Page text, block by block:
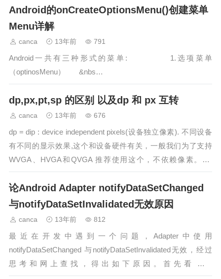
项目要显示怎么办？为每个项目创建一个
Android的onCreateOptionsMenu()创建菜单
Menu详解
canca 13年前 791
Android一共有三种形式的菜单: 1.选项菜单
（optinosMenu） &nbs…
dp,px,pt,sp 的区别 以及dp 和 px 互转
canca 13年前 676
dp = dip : device independent pixels(设备独立像素). 不同设备
有不同的显示效果,这个和设备硬件有关，一般我们为了支持
WVGA、HVGA和QVGA 推荐使用这个，不依赖像素。px:
pixels(像素). 不同设备显示效果相同，一般我们HVGA代表
320x480像…
论Android Adapter notifyDataSetChanged
与notifyDataSetInvalidated无效原因
canca 13年前 812
最近在开发中遇到一个问题，Adapter中使用
notifyDataSetChanged 与notifyDataSetInvalidated无效，经过
思考和网上查找，得出如下原因。首先看一下
notifyDataSetChanged与notifyDataSetInvalidated的区别我们可